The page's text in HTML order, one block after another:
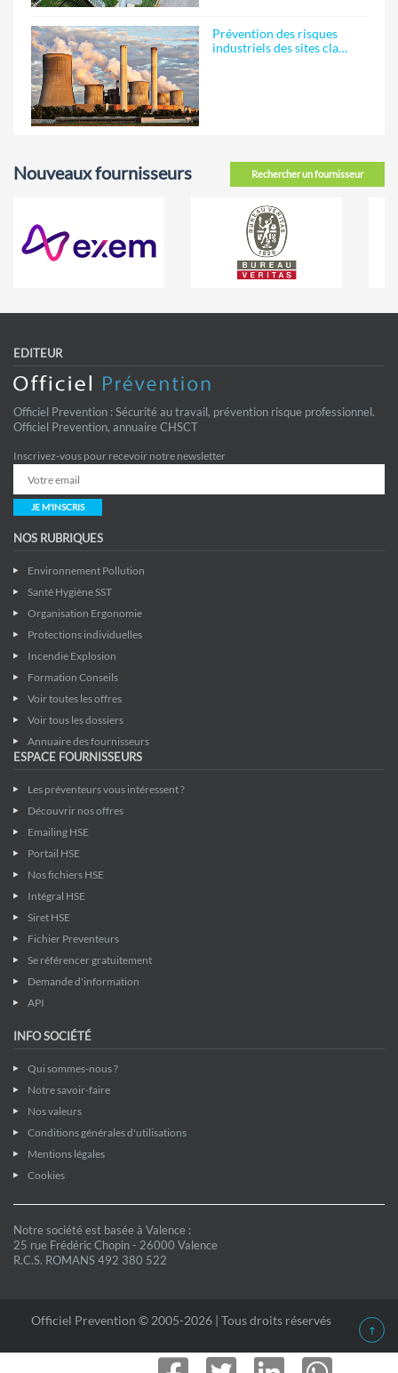
Prévention des risques
industriels des sites cla…
Rechercher un fournisseur
Nouveaux fournisseurs
EDITEUR
Officiel Prevention : Sécurité au travail, prévention risque professionnel.
Officiel Prevention, annuaire CHSCT
Inscrivez-vous pour recevoir notre newsletter
JE M'INSCRIS
NOS RUBRIQUES
Environnement Pollution
Santé Hygiène SST
Organisation Ergonomie
Protections individuelles
Incendie Explosion
Formation Conseils
Voir toutes les offres
Voir tous les dossiers
Annuaire des fournisseurs
ESPACE FOURNISSEURS
Les préventeurs vous intéressent ?
Découvrir nos offres
Emailing HSE
Portail HSE
Nos fichiers HSE
Intégral HSE
Siret HSE
Fichier Preventeurs
Se référencer gratuitement
Demande d'information
API
INFO SOCIÉTÉ
Qui sommes-nous ?
Notre savoir-faire
Nos valeurs
Conditions générales d'utilisations
Mentions légales
Cookies
Notre société est basée à Valence :
25 rue Frédéric Chopin - 26000 Valence
R.C.S. ROMANS 492 380 522
Officiel Prevention © 2005-2026 | Tous droits réservés